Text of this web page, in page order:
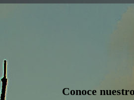
Conoce